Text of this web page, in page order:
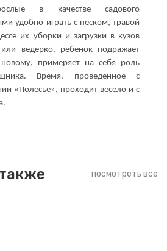
в качестве садового
удобно играть с песком, травой
их уборки и загрузки в кузов
ведерко, ребенок подражает
новому, примеряет на себя роль
Время, проведенное с
«Полесье», проходит весело и с
посмотреть все